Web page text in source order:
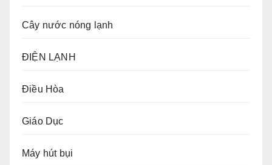
Cây nước nóng lạnh
ĐIỆN LẠNH
Điều Hòa
Giáo Dục
Máy hút bụi